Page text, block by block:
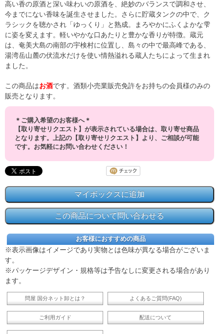
高い香の原酒と深い味わいの原酒を、絶妙のバランスで調和させ、
今までにない香味を誕生させました。さらに貯蔵タンクの中で、ク
ラシックを聴かされ「ゆっくり」と熟成。まろやかにふくよかな雫
に姿を変えます。軽いやかな口あたりと豊かな香りが特徴。蔵元
は、奄美大島の南部の宇検村に位置し、島々の中で最高峰である、
湯湾岳山麓の伏流水だけを使い情熱溢れる蔵人たちによって生まれ
ました。
この商品はお酒です。酒類小売業販売免許をお持ちの会員様のみの
販売となります。
＊ご購入希望のお客様へ＊
【取り寄せリクエスト】が表示されている場合は、取り寄せ商品
となります。上記の【取り寄せリクエスト】より、ご相談が可能
です。お気軽にお問い合わせください！
お客様におすすめの商品
※表示画像はイメージであり実物とは色味が異なる場合がございま
す。
※パッケージデザイン・規格等は予告なしに変更される場合があり
ます。
問屋 国分ネット卸とは？ よくあるご質問(FAQ)
ご利用ガイド 配送について